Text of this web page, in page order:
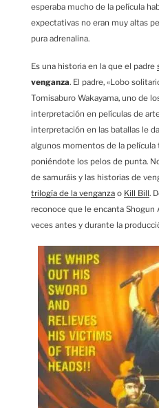
esperaba mucho de la película
expectativas no eran muy altas
pura adrenalina.
Es una historia en la que el padre
venganza. El padre, «Lobo
Tomisaburo Wakayama, uno de
interpretación en películas de
interpretación en las batallas le
algunos momentos de la
poniéndote los pelos de punta.
de samuráis y las historias de
trilogía de la venganza o Kill Bill.
reconoce que le encanta Shogun
veces antes y durante la